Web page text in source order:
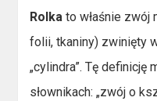
Rolka to właśnie zwój
folii, tkaniny) zwinięty
„cylindra”. Tę definicję
słownikach: „zwój o